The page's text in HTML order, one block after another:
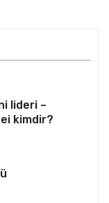
lideri –
kimdir?